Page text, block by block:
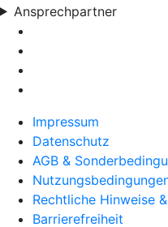
Ansprechpartner
Impressum
Datenschutz
AGB &
Rechtliche Hinweise
Barrierefreiheit